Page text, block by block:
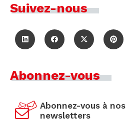
Suivez-nous
Abonnez-vous
Abonnez-vous à nos
newsletters